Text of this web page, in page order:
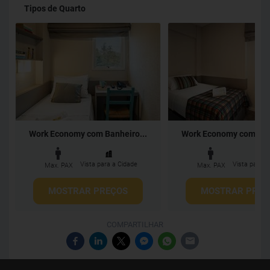
Tipos de Quarto
Work Economy com Banheiro...
Max. PAX Vista para a Cidade
MOSTRAR PREÇOS
Work Economy com
Max. PAX Vista para a
MOSTRAR